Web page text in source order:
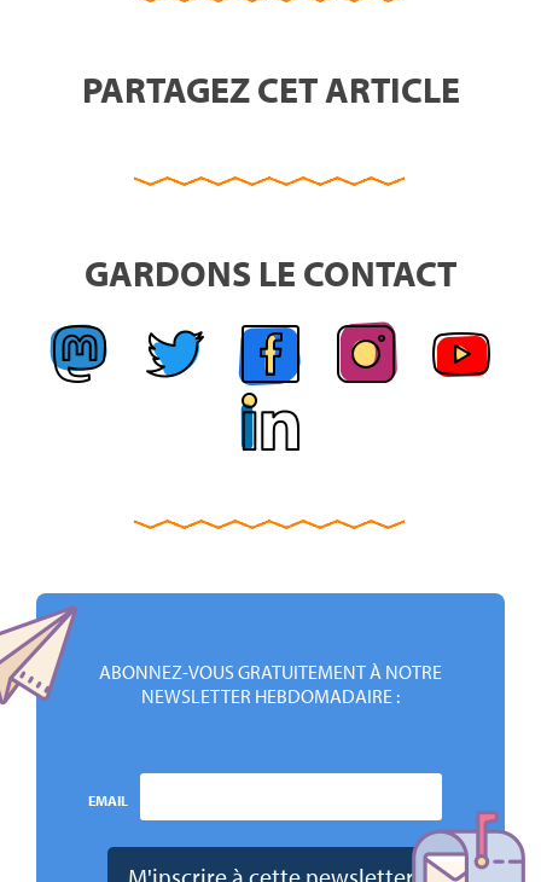
PARTAGEZ CET ARTICLE
GARDONS LE CONTACT
ABONNEZ-VOUS GRATUITEMENT À NOTRE
NEWSLETTER HEBDOMADAIRE :
EMAIL